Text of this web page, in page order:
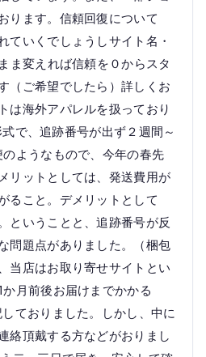
ります。信頼回復について
ていくでしょうしサイト名・
ま変えれば信頼を０からスタ
（ご希望でしたら）詳しくお
は海外アパレルを扱っており
で、追跡番号が出ず２週間～
ようなもので、今年の春先
リットとしては、発送費用が
ること。デメリットとして
ということと、追跡番号が反
問題点がありました。（梱包
当店はお取り寄せサイトとい
月前後お届けまでかかる
ておりました。しかし、中に
絡頂戴する方などがおりまし